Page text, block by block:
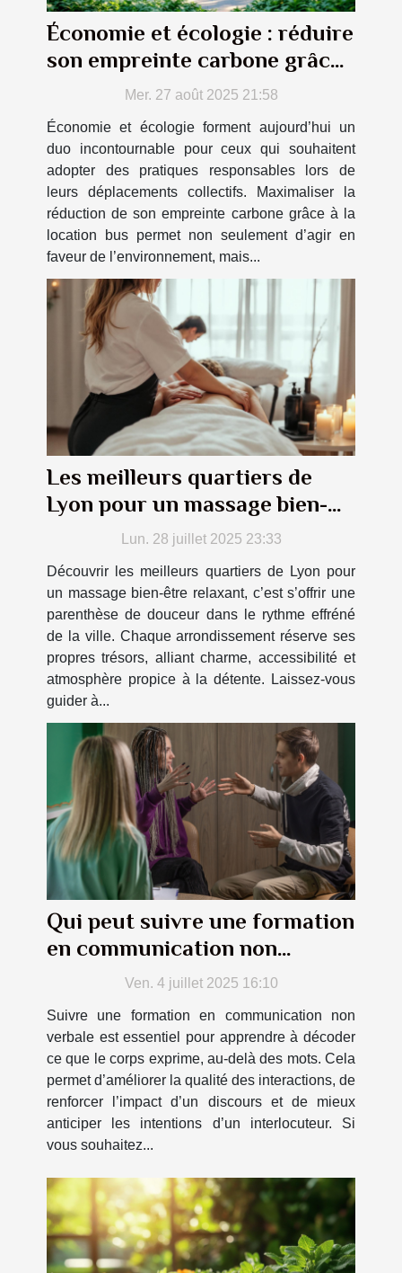
Économie et écologie : réduire
son empreinte carbone grâce
à la location bus
Mer. 27 août 2025 21:58
Économie et écologie forment aujourd’hui un
duo incontournable pour ceux qui souhaitent
adopter des pratiques responsables lors de
leurs déplacements collectifs. Maximaliser la
réduction de son empreinte carbone grâce à la
location bus permet non seulement d’agir en
faveur de l’environnement, mais...
Les meilleurs quartiers de
Lyon pour un massage bien-
être relaxantLun. 28 juillet 2025 23:33
Découvrir les meilleurs quartiers de Lyon pour
un massage bien-être relaxant, c’est s’offrir une
parenthèse de douceur dans le rythme effréné
de la ville. Chaque arrondissement réserve ses
propres trésors, alliant charme, accessibilité et
atmosphère propice à la détente. Laissez-vous
guider à...
Qui peut suivre une formation
en communication non
verbale ?Ven. 4 juillet 2025 16:10
Suivre une formation en communication non
verbale est essentiel pour apprendre à décoder
ce que le corps exprime, au-delà des mots. Cela
permet d’améliorer la qualité des interactions, de
renforcer l’impact d’un discours et de mieux
anticiper les intentions d’un interlocuteur. Si
vous souhaitez...